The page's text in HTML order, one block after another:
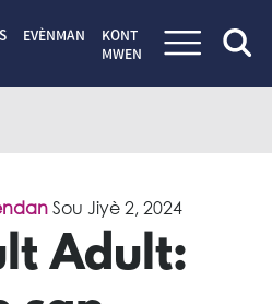
EVÈNMAN
KONT
MWEN
Sou Jiyè 2, 2024
Adult: